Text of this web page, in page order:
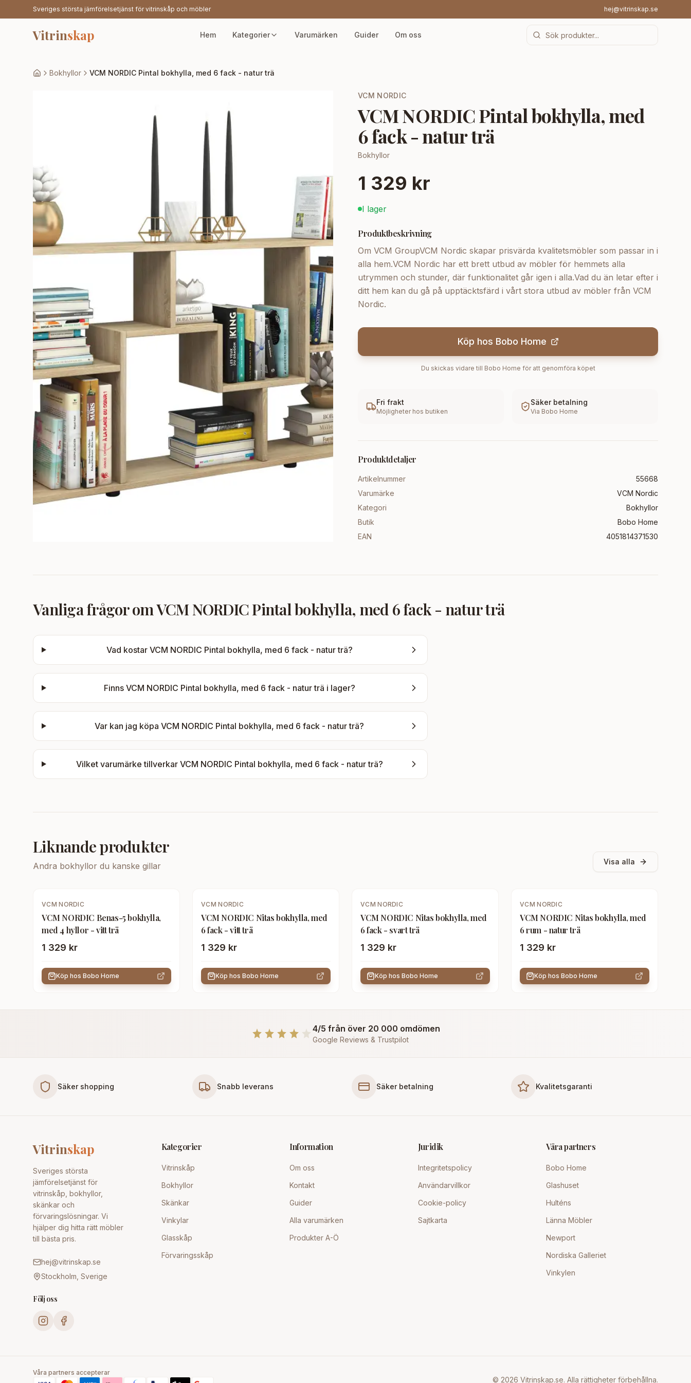
Sveriges största jämförelsetjänst för vitrinskåp och möbler hej@vitrinskap.se
Vitrinskap Hem Kategorier Varumärken Guider Om oss
Bokhyllor VCM NORDIC Pintal bokhylla, med 6 fack - natur trä
VCM NORDIC
VCM NORDIC Pintal bokhylla, med
6 fack - natur trä
Bokhyllor
1 329 kr
I lager
Produktbeskrivning
Om VCM GroupVCM Nordic skapar prisvärda kvalitetsmöbler som passar in i
alla hem.VCM Nordic har ett brett utbud av möbler för hemmets alla
utrymmen och stunder, där funktionalitet går igen i alla.Vad du än letar efter i
ditt hem kan du gå på upptäcktsfärd i vårt stora utbud av möbler från VCM
Nordic.
Köp hos Bobo Home
Du skickas vidare till Bobo Home för att genomföra köpet
Fri frakt
Möjligheter hos butiken
Säker betalning
Via Bobo Home
Produktdetaljer
Artikelnummer
55668
Varumärke
VCM Nordic
Kategori
Bokhyllor
Butik
Bobo Home
EAN
4051814371530
Vanliga frågor omVCM NORDIC Pintal bokhylla, med 6 fack - natur trä
Vad kostar VCM NORDIC Pintal bokhylla, med 6 fack - natur trä?
Finns VCM NORDIC Pintal bokhylla, med 6 fack - natur trä i lager?
Var kan jag köpaVCM NORDIC Pintal bokhylla, med 6 fack - natur trä?
Vilket varumärke tillverkar VCM NORDIC Pintal bokhylla, med 6 fack - natur trä?
Liknande produkter
Andra bokhyllor du kanske gillar Visa alla
VCM NORDIC
VCM NORDIC Benas-5 bokhylla,
med 4 hyllor - vitt trä
1 329 kr
Köp hos Bobo Home
VCM NORDIC
VCM NORDIC Nitas bokhylla, med
6 fack - vitt trä
1 329 kr
Köp hos Bobo Home
VCM NORDIC
VCM NORDIC Nitas bokhylla, med
6 fack - svart trä
1 329 kr
Köp hos Bobo Home
VCM NORDIC
VCM NORDIC Nitas bokhylla, med
6 rum - natur trä
1 329 kr
Köp hos Bobo Home
4/5 från över 20 000 omdömen
Google Reviews & Trustpilot
Säker shopping Snabb leverans Säker betalning Kvalitetsgaranti
Vitrinskap
Sveriges största
jämförelsetjänst för
vitrinskåp, bokhyllor,
skänkar och
förvaringslösningar. Vi
hjälper dig hitta rätt möbler
till bästa pris.
hej@vitrinskap.se
Stockholm, Sverige
Följ oss
Kategorier
Vitrinskåp
Bokhyllor
Skänkar
Vinkylar
Glasskåp
Förvaringsskåp
Information
Om oss
Kontakt
Guider
Alla varumärken
Produkter A-Ö
Juridik
Integritetspolicy
Användarvillkor
Cookie-policy
Sajtkarta
Våra partners
Bobo Home
Glashuset
Hulténs
Länna Möbler
Newport
Nordiska Galleriet
Vinkylen
Våra partners accepterar
© 2026 Vitrinskap.se. Alla rättigheter förbehållna.